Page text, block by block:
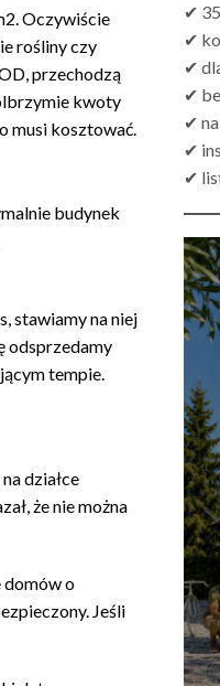
Oczywiście
rośliny czy
przechodzą
kwoty
musi kosztować.
budynek
stawiamy na niej
odsprzedamy
tempie.
działce
że nie można
domów o
Jeśli
✔
✔
✔
✔
✔
✔
✔